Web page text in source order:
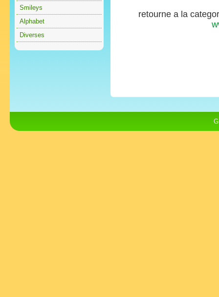
Smileys
Alphabet
Diverses
retourne a la